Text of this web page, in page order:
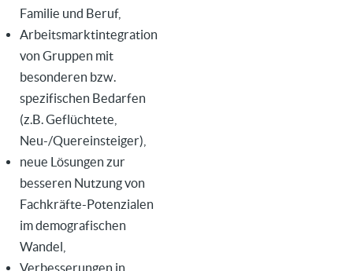
Familie und Beruf,
Arbeitsmarktintegration
von Gruppen mit
besonderen bzw.
spezifischen Bedarfen
(z.B.Geflüchtete,
Neu-/Quereinsteiger),
neue Lösungen zur
besseren Nutzung von
Fachkräfte-Potenzialen
im demografischen
Wandel,
Verbesserungen in